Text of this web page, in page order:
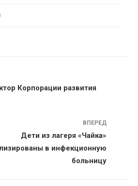
Корпорации развития
ВПЕРЕД
Дети из лагеря «Чайка»
в инфекционную
больницу